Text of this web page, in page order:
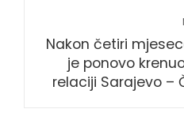
Nakon četiri
je ponovo
relaciji Sarajevo –